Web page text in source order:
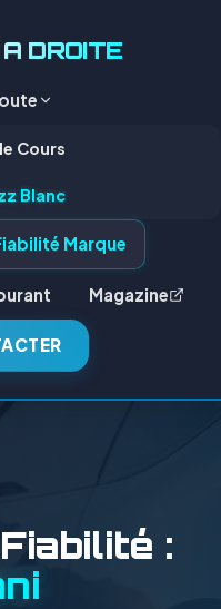
DROITE
Cours
Blanc
Marque
Magazine
: